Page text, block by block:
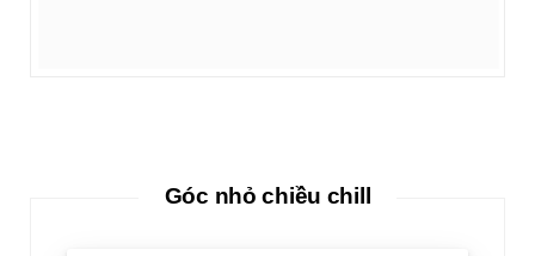
Góc nhỏ chiều chill